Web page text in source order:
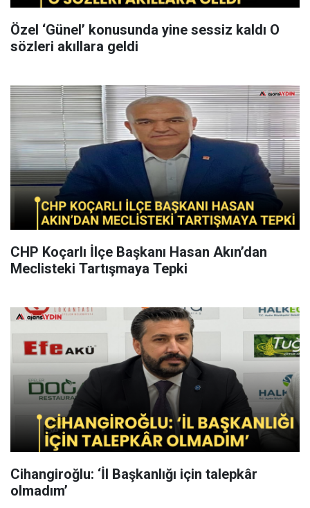
Özel ‘Günel’ konusunda yine sessiz kaldı O
sözleri akıllara geldi
CHP Koçarlı İlçe Başkanı Hasan Akın’dan
Meclisteki Tartışmaya Tepki
Cihangiroğlu: ‘İl Başkanlığı için talepkâr
olmadım’